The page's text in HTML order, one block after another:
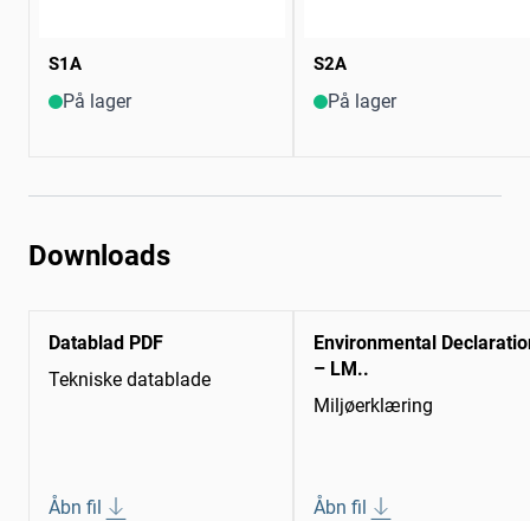
S1A
På lager
S2A
På lager
Downloads
Datablad PDF
Tekniske datablade
Åbn fil
Environmental
– LM..
Miljøerklæring
Åbn fil